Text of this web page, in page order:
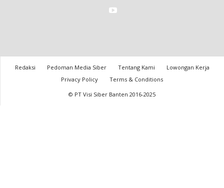
Redaksi Pedoman Media Siber Tentang Kami
Lowongan Kerja
Privacy Policy
Terms & Conditions
© PT Visi Siber Banten 2016-2025